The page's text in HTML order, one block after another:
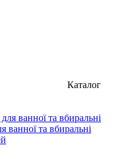
Каталог
ванної та вбиральні